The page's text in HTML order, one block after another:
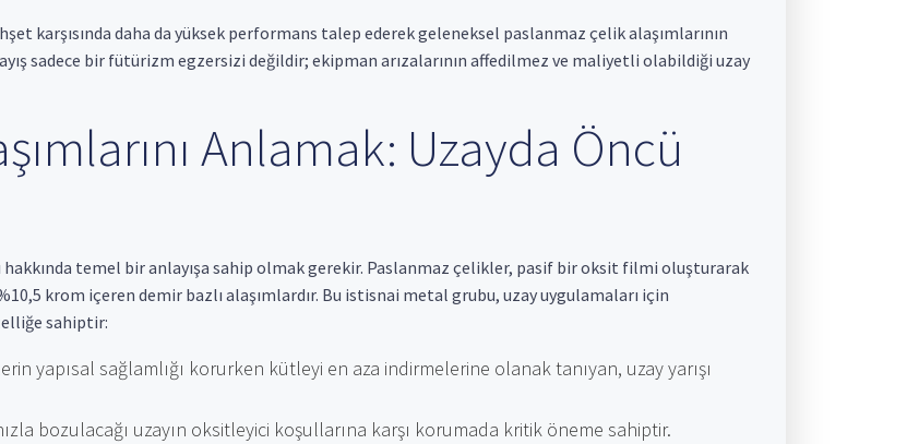
karşısında daha da yüksek performans talep ederek geleneksel paslanmaz çelik alaşımlarının
sadece bir fütürizm egzersizi değildir; ekipman arızalarının affedilmez ve maliyetli olabildiği uzay
Anlamak: Uzayda Öncü
temel bir anlayışa sahip olmak gerekir. Paslanmaz çelikler, pasif bir oksit filmi oluşturarak
krom içeren demir bazlı alaşımlardır. Bu istisnai metal grubu, uzay uygulamaları için
sahiptir:
yapısal sağlamlığı korurken kütleyi en aza indirmelerine olanak tanıyan, uzay yarışı
bozulacağı uzayın oksitleyici koşullarına karşı korumada kritik öneme sahiptir.